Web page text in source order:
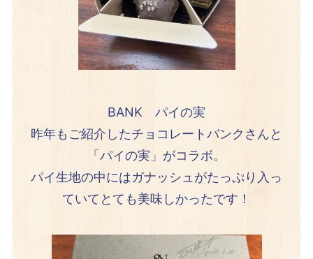
BANK パイの実
昨年もご紹介したチョコレートバンクさんと
「パイの実」がコラボ。
パイ生地の中にはガナッシュがたっぷり入っ
ていてとても美味しかったです！